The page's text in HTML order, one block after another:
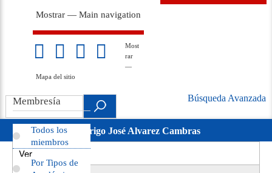
Main
navigation
Mostrar — Main navigation
Inicio
Acerca de
Membresía
sitio
Most
rar
—
Mapa del sitio
.
Search
movil
Búsqueda Avanzada
Rodrigo José Alvarez Cambras
Primary
Ver
activa)
Membresía
Todos los
miembros
Por Tipos de